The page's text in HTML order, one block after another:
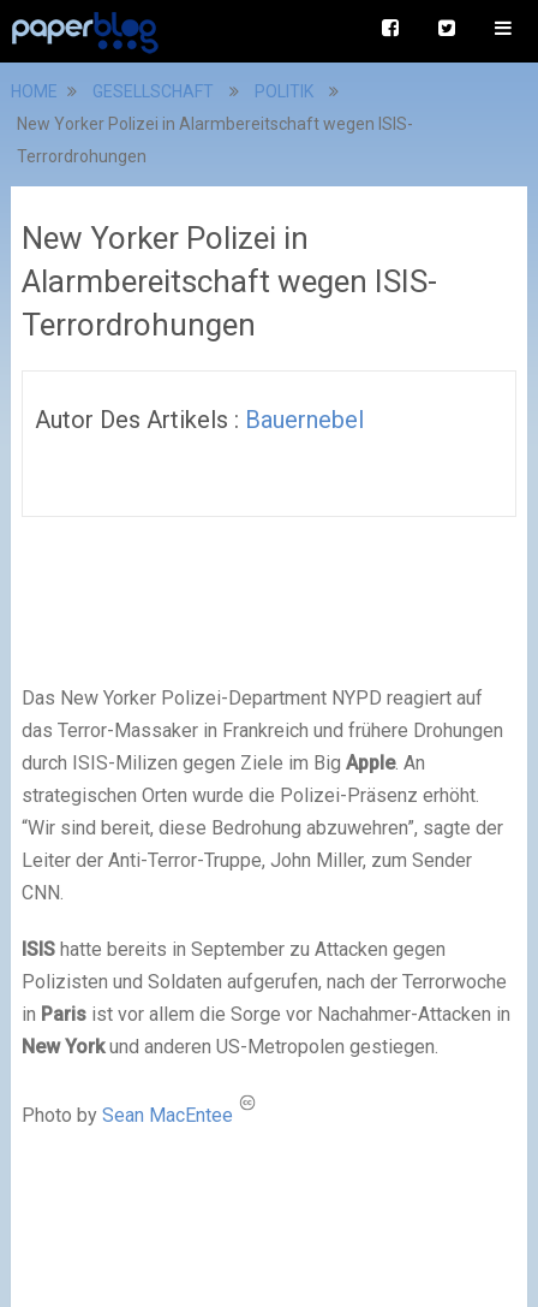
HOME GESELLSCHAFT
POLITIK
New Yorker Polizei in Alarmbereitschaft wegen ISIS-
Terrordrohungen
New Yorker Polizei in
Alarmbereitschaft wegen ISIS-
Terrordrohungen
Autor Des Artikels : Bauernebel
Das New Yorker Polizei-Department NYPD reagiert auf
das Terror-Massaker in Frankreich und frühere Drohungen
durch ISIS-Milizen gegen Ziele im Big Apple. An
strategischen Orten wurde die Polizei-Präsenz erhöht.
“Wir sind bereit, diese Bedrohung abzuwehren”, sagte der
Leiter der Anti-Terror-Truppe, John Miller, zum Sender
CNN.
ISIShatte bereits in September zu Attacken gegen
Polizisten und Soldaten aufgerufen, nach der Terrorwoche
in Parisist vor allem die Sorge vor Nachahmer-Attacken in
New Yorkund anderen US-Metropolen gestiegen.
Photo by Sean MacEntee